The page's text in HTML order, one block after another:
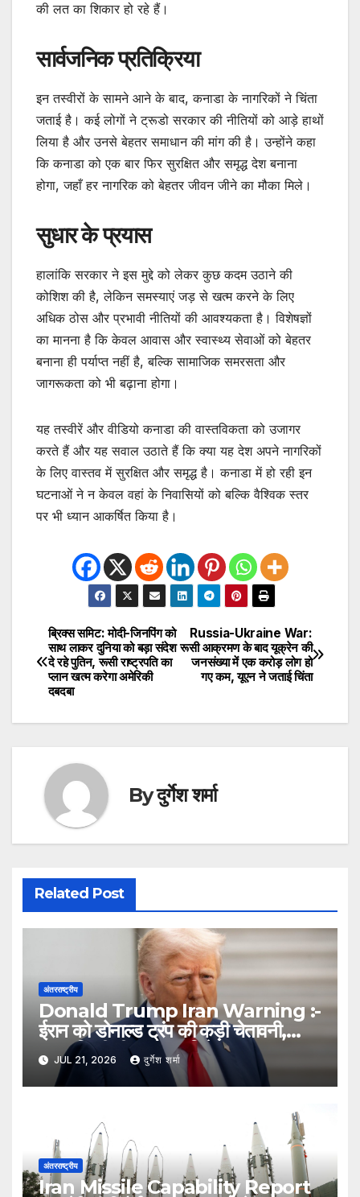
की लत का शिकार हो रहे हैं।
सार्वजनिक प्रतिक्रिया
इन तस्वीरों के सामने आने के बाद, कनाडा के नागरिकों ने चिंता
जताई है। कई लोगों ने ट्रूडो सरकार की नीतियों को आड़े हाथों
लिया है और उनसे बेहतर समाधान की मांग की है। उन्होंने कहा
कि कनाडा को एक बार फिर सुरक्षित और समृद्ध देश बनाना
होगा, जहाँ हर नागरिक को बेहतर जीवन जीने का मौका मिले।
सुधार के प्रयास
हालांकि सरकार ने इस मुद्दे को लेकर कुछ कदम उठाने की
कोशिश की है, लेकिन समस्याएं जड़ से खत्म करने के लिए
अधिक ठोस और प्रभावी नीतियों की आवश्यकता है। विशेषज्ञों
का मानना है कि केवल आवास और स्वास्थ्य सेवाओं को बेहतर
बनाना ही पर्याप्त नहीं है, बल्कि सामाजिक समरसता और
जागरूकता को भी बढ़ाना होगा।
यह तस्वीरें और वीडियो कनाडा की वास्तविकता को उजागर
करते हैं और यह सवाल उठाते हैं कि क्या यह देश अपने नागरिकों
के लिए वास्तव में सुरक्षित और समृद्ध है। कनाडा में हो रही इन
घटनाओं ने न केवल वहां के निवासियों को बल्कि वैश्विक स्तर
पर भी ध्यान आकर्षित किया है।
Post
navigation
Russia-Ukraine War:
रूसी आक्रमण के बाद यूक्रेन की
जनसंख्या में एक करोड़ लोग हो
गए कम, यूएन ने जताई चिंता
ब्रिक्स समिट: मोदी-जिनपिंग को
साथ लाकर दुनिया को बड़ा संदेश
दे रहे पुतिन, रूसी राष्ट्रपति का
प्लान खत्म करेगा अमेरिकी
दबदबा
Byदुर्गेश शर्मा
Related Post
अंतरराष्ट्रीय
Donald Trump Iran Warning :-
ईरान को डोनाल्ड ट्रंप की कड़ी चेतावनी,
कहा- किसी भी हमले का मिलेगा करारा जवाब
JUL 21, 2026 दुर्गेश शर्मा
अंतरराष्ट्रीय
Iran Missile Capability Report